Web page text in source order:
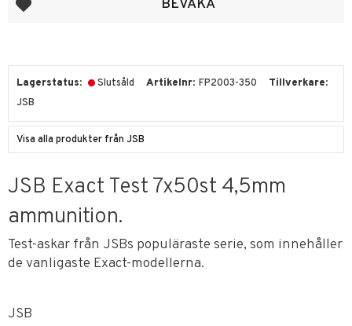
BEVAKA
Lagerstatus Slutsåld Artikelnr FP2003-350
Tillverkare
JSB
Visa alla produkter från JSB
JSB Exact Test 7x50st 4,5mm
ammunition.
Test-askar från JSBs populäraste serie, som innehåller
de vanligaste Exact-modellerna.
JSB